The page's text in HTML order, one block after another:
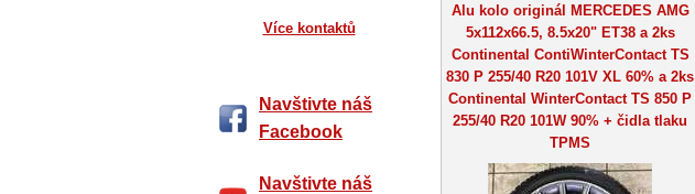
Více kontaktů
Navštivte náš
Facebook
Navštivte náš
Alu kolo originál MERCEDES AMG
5x112x66.5, 8.5x20" ET38 a 2ks
Continental ContiWinterContact TS
830 P 255/40 R20 101V XL 60% a 2ks
Continental WinterContact TS 850 P
255/40 R20 101W 90% + čidla tlaku
TPMS